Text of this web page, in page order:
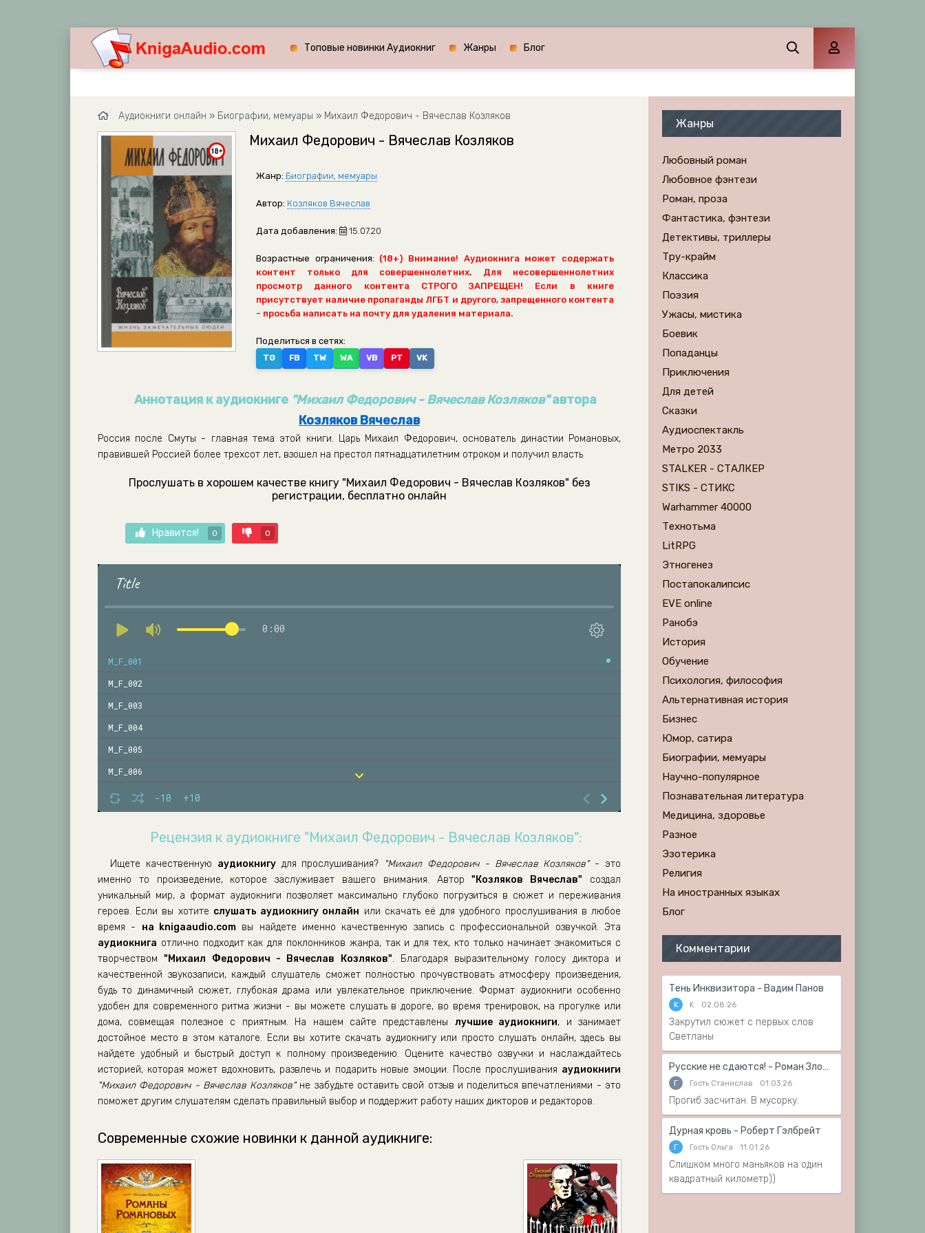
Топовые новинки Аудиокниг Жанры Блог
Аудиокниги онлайн » Биографии, мемуары » Михаил Федорович - Вячеслав Козляков
Михаил Федорович - Вячеслав Козляков
Жанр: Биографии, мемуары
Автор: Козляков Вячеслав
Дата добавления: 15.07.20
Возрастные ограничения: (18+) Внимание! Аудиокнига может содержать
контент только для совершеннолетних. Для несовершеннолетних
просмотр данного контента СТРОГО ЗАПРЕЩЕН! Если в книге
присутствует наличие пропаганды ЛГБТ и другого, запрещенного контента
- просьба написать на почту для удаления материала.
Поделиться в сетях:
TG FB TW WA VB PT VK
Аннотация к аудиокниге "Михаил Федорович - Вячеслав Козляков"автора
Козляков Вячеслав
Россия после Смуты - главная тема этой книги. Царь Михаил Федорович, основатель династии Романовых,
правившей Россией более трехсот лет, взошел на престол пятнадцатилетним отроком и получил власть
Прослушать в хорошем качестве книгу "Михаил Федорович - Вячеслав Козляков" без
регистрации, бесплатно онлайн
Нравится! 0 0
Title
0:00
-10 +10
M_F_001
M_F_002
M_F_003
M_F_004
M_F_005
M_F_006
M_F_007
M_F_008
M_F_010
M_F_011
M_F_013
M_F_014
M_F_016
M_F_017
M_F_018
M_F_019
M_F_020
M_F_021
M_F_023
M_F_024
M_F_025
M_F_026
Рецензия к аудиокниге "Михаил Федорович - Вячеслав Козляков":
Ищете качественную аудиокнигудля прослушивания? "Михаил Федорович - Вячеслав Козляков"- это
именно то произведение, которое заслуживает вашего внимания. Автор"Козляков Вячеслав" создал
уникальный мир, а формат аудиокниги позволяет максимально глубоко погрузиться в сюжет и переживания
героев. Если вы хотите слушать аудиокнигу онлайн или скачать её для удобного прослушивания в любое
время - на knigaaudio.com вы найдете именно качественную запись с профессиональной озвучкой. Эта
аудиокнига отлично подходит как для поклонников жанра, так и для тех, кто только начинает знакомиться с
творчеством"Михаил Федорович - Вячеслав Козляков". Благодаря выразительному голосу диктора и
качественной звукозаписи, каждый слушатель сможет полностью прочувствовать атмосферу произведения,
будь то динамичный сюжет, глубокая драма или увлекательное приключение. Формат аудиокниги особенно
удобен для современного ритма жизни - вы можете слушать в дороге, во время тренировок, на прогулке или
дома, совмещая полезное с приятным. На нашем сайте представлены лучшие аудиокниги, и занимает
достойное место в этом каталоге. Если вы хотите скачать аудиокнигу или просто слушать онлайн, здесь вы
найдете удобный и быстрый доступ к полному произведению. Оцените качество озвучки и наслаждайтесь
историей, которая может вдохновить, развлечь и подарить новые эмоции. После прослушивания аудиокниги
"Михаил Федорович - Вячеслав Козляков"не забудьте оставить свой отзыв и поделиться впечатлениями - это
поможет другим слушателям сделать правильный выбор и поддержит работу наших дикторов и редакторов.
Современные схожие новинки к данной аудикниге:
Жанры
Любовный роман
Любовное фэнтези
Роман, проза
Фантастика, фэнтези
Детективы, триллеры
Тру-крайм
Классика
Поэзия
Ужасы, мистика
Боевик
Попаданцы
Приключения
Для детей
Сказки
Аудиоспектакль
Метро 2033
STALKER - СТАЛКЕР
STIKS - СТИКС
Warhammer 40000
Технотьма
LitRPG
Этногенез
Постапокалипсис
EVE online
Ранобэ
История
Обучение
Психология, философия
Альтернативная история
Бизнес
Юмор, сатира
Биографии, мемуары
Научно-популярное
Познавательная литература
Медицина, здоровье
Разное
Эзотерика
Религия
На иностранных языках
Блог
Комментарии
Тень Инквизитора - Вадим Панов
K K 02.08.26
Закрутил сюжет с первых слов
Светланы
Русские не сдаются! - Роман Злотников
Г Гость Станислав 01.03.26
Прогиб засчитан. В мусорку.
Дурная кровь - Роберт Гэлбрейт
Г Гость Ольга 11.01.26
Слишком много маньяков на один
квадратный километр))